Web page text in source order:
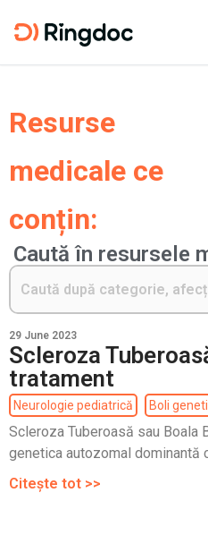
Resurse
medicale ce
conțin:
Caută în resursele
29 June 2023
Scleroza
tratament
Neurologie pediatrică Boli
Scleroza Tuberoasă sau Boala
genetica autozomal dominantă
Citește tot >>